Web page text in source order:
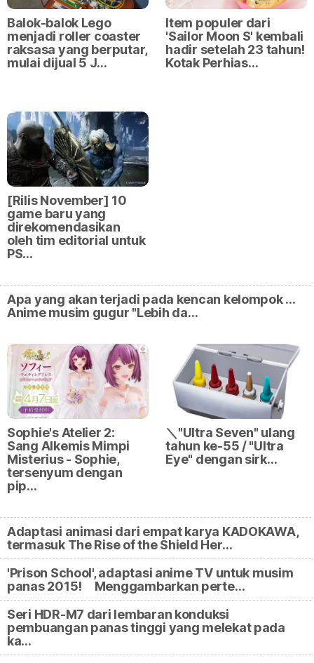
Balok-balok Lego
menjadi roller coaster
raksasa yang berputar,
mulai dijual 5 J…
Item populer dari
'Sailor Moon S' kembali
hadir setelah 23 tahun!
Kotak Perhias…
[Rilis November] 10
game baru yang
direkomendasikan
oleh tim editorial untuk
PS…
Apa yang akan terjadi pada kencan kelompok ...
Anime musim gugur "Lebih da…
Sophie's Atelier 2:
Sang Alkemis Mimpi
Misterius - Sophie,
tersenyum dengan
pip…
＼"Ultra Seven" ulang
tahun ke-55 / "Ultra
Eye" dengan sirk…
Adaptasi animasi dari empat karya KADOKAWA,
termasuk The Rise of the Shield Her…
'Prison School', adaptasi anime TV untuk musim
panas 2015! Menggambarkan perte…
Seri HDR-M7 dari lembaran konduksi
pembuangan panas tinggi yang melekat pada
ka…